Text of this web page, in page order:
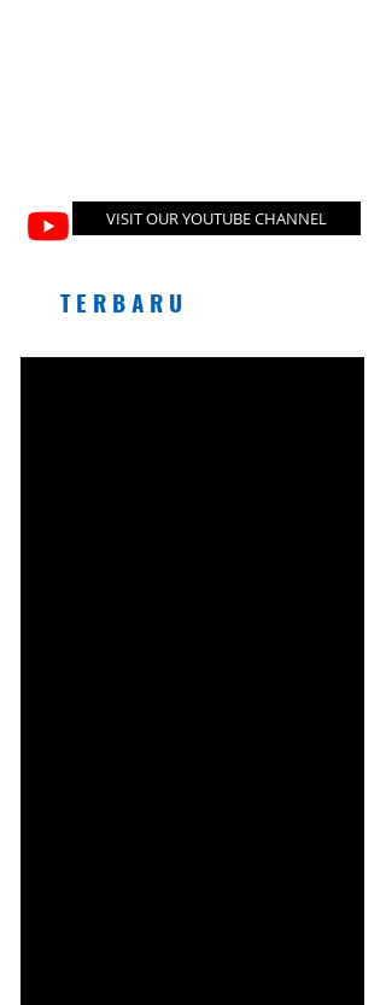
VISIT OUR YOUTUBE CHANNEL
T E R B A R U